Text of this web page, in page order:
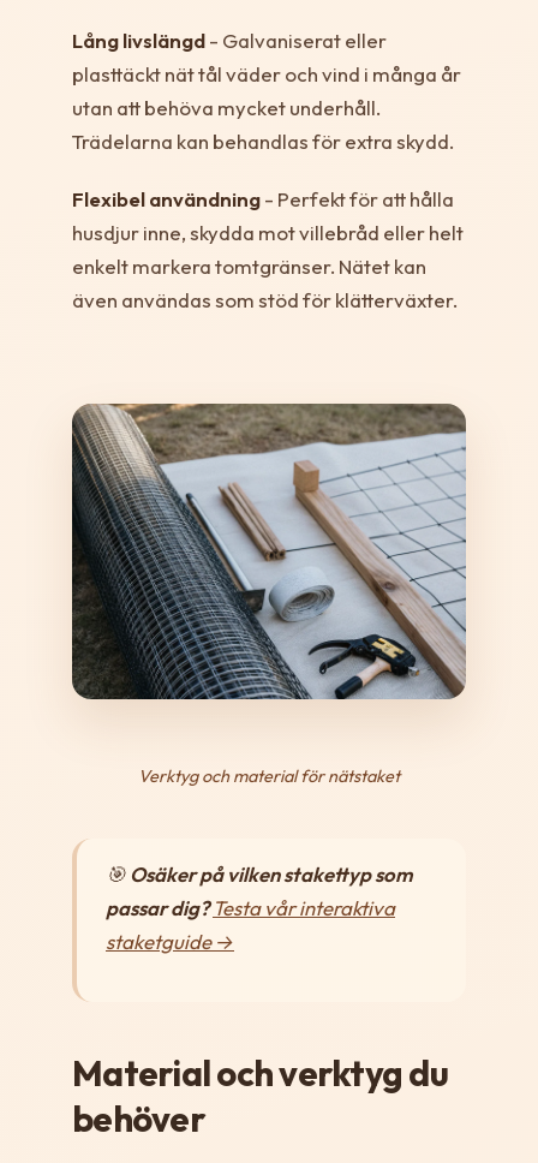
Lång livslängd- Galvaniserat eller
plasttäckt nät tål väder och vind i många år
utan att behöva mycket underhåll.
Trädelarna kan behandlas för extra skydd.
Flexibel användning- Perfekt för att hålla
husdjur inne, skydda mot villebråd eller helt
enkelt markera tomtgränser. Nätet kan
även användas som stöd för klätterväxter.
Verktyg och material för nätstaket
🎯 Osäker på vilken stakettyp som
passar dig? Testa vår interaktiva
staketguide →
Material och verktyg du
behöver